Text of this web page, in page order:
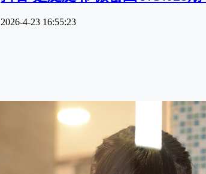
2026-4-23 16:55:23